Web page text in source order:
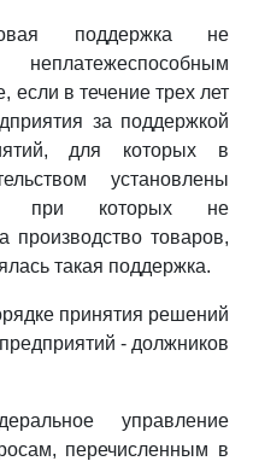
поддержка не
если в течение трех лет
за поддержкой
для которых в
установлены
при которых не
производство товаров,
такая поддержка.
принятия решений
- должников
управление
перечисленным в